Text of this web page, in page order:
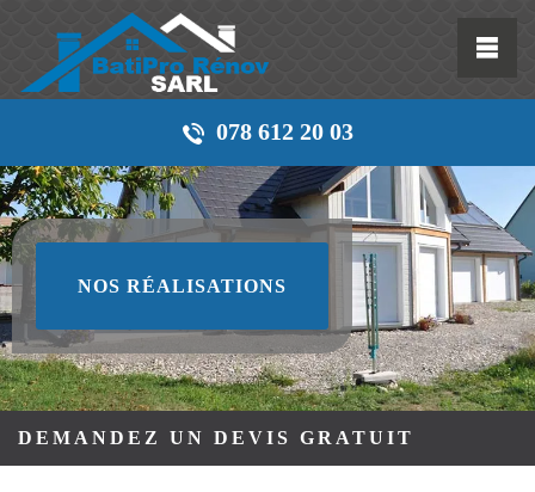
078 612 20 03
NOS RÉALISATIONS
DEMANDEZ UN DEVIS GRATUIT